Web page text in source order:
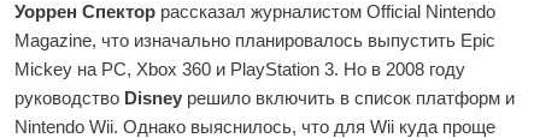
Уоррен Спектор рассказал журналистом Official Nintendo
Magazine, что изначально планировалось выпустить Epic
Mickey на РС, Xbox 360 и PlayStation 3. Но в 2008 году
руководство Disney решило включить в список платформ и
Nintendo Wii. Однако выяснилось, что для Wii куда проще